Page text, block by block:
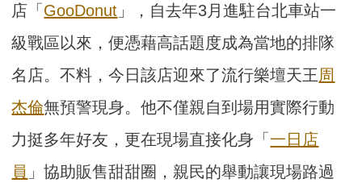
店「GooDonut 」，自去年3月進駐台北車站一
級戰區以來，便憑藉高話題度成為當地的排隊
名店。不料，今日該店迎來了流行樂壇天王周
杰倫無預警現身。他不僅親自到場用實際行動
力挺多年好友，更在現場直接化身「一日店
員 」協助販售甜甜圈，親民的舉動讓現場路過